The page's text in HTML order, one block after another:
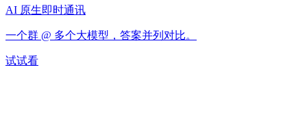
AI 原生即时通讯
一个群 @ 多个大模型，答案并列对比。
试试看